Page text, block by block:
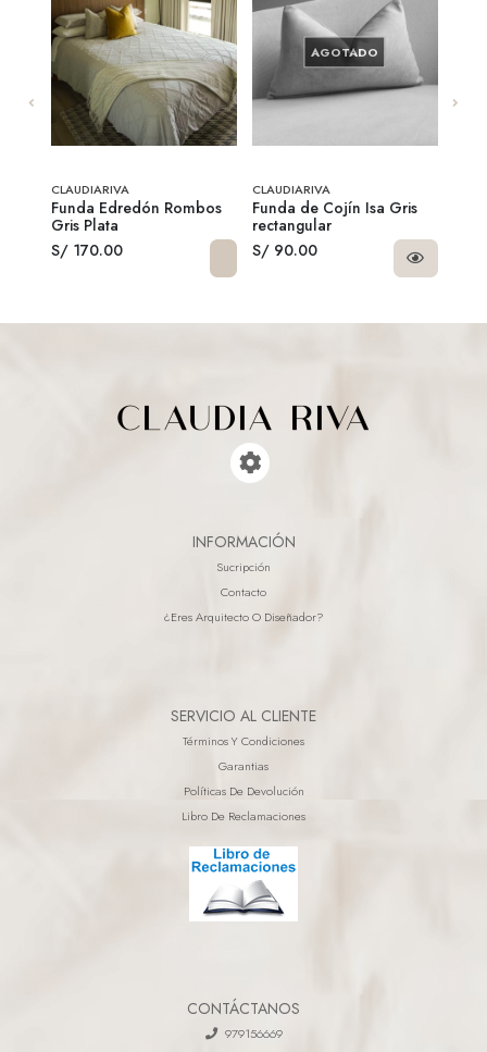
CLAUDIARIVA
Funda Edredón Rombos
Gris Plata
S/ 170.00
AGOTADO
CLAUDIARIVA
Funda de Cojín Isa Gris
rectangular
S/ 90.00
INFORMACIÓN
Sucripción
Contacto
¿eres Arquitecto O Diseñador?
SERVICIO AL CLIENTE
Términos Y Condiciones
Garantias
Políticas De Devolución
Libro De Reclamaciones
CONTÁCTANOS
979156669